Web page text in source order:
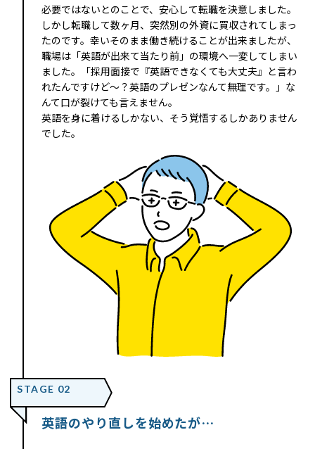
必要ではないとのことで、安心して転職を決意しました。
しかし転職して数ヶ月、突然別の外資に買収されてしまっ
たのです。幸いそのまま働き続けることが出来ましたが、
職場は「英語が出来て当たり前」の環境へ一変してしまい
ました。「採用面接で『英語できなくても大丈夫』と言わ
れたんですけど～？英語のプレゼンなんて無理です。」な
んて口が裂けても言えません。
英語を身に着けるしかない、そう覚悟するしかありません
でした。
STAGE 02
英語のやり直しを始めたが…